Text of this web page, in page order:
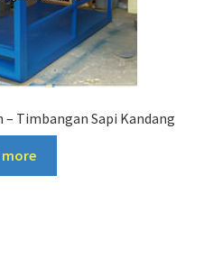
Timbangan Sapi Kandang
more